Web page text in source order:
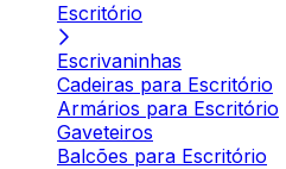
Escritório
Escrivaninhas
Cadeiras para Escritório
Armários para Escritório
Gaveteiros
Balcões para Escritório